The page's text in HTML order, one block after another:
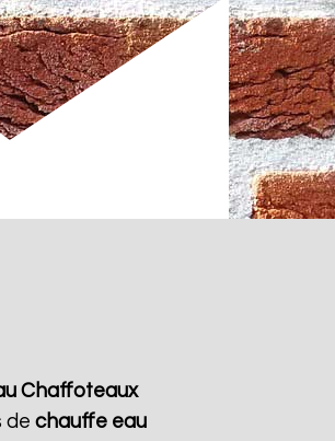
Chaffoteaux
de chauffe eau